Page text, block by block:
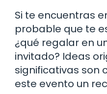
Si te encuentras
probable que te
¿qué regalar en
invitado? Ideas
significativas son
este evento un